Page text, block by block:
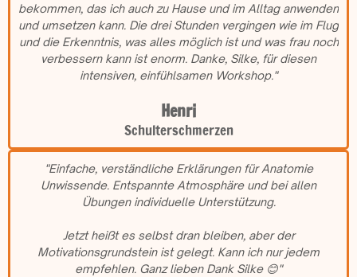
bekommen, das ich auch zu Hause und im Alltag anwenden
und umsetzen kann. Die drei Stunden vergingen wie im Flug
und die Erkenntnis, was alles möglich ist und was frau noch
verbessern kann ist enorm. Danke, Silke, für diesen
intensiven, einfühlsamen Workshop."
Henri
Schulterschmerzen
"Einfache, verständliche Erklärungen für Anatomie
Unwissende. Entspannte Atmosphäre und bei allen
Übungen individuelle Unterstützung.
Jetzt heißt es selbst dran bleiben, aber der
Motivationsgrundstein ist gelegt. Kann ich nur jedem
empfehlen. Ganz lieben Dank Silke 😊"